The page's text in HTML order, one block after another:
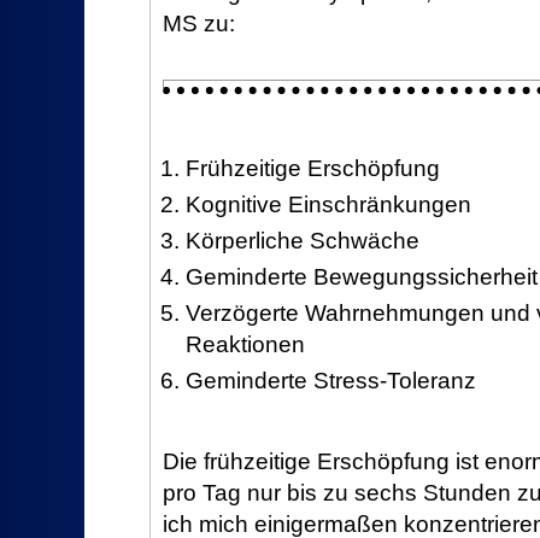
MS zu:
Frühzeitige Erschöpfung
Kognitive Einschränkungen
Körperliche Schwäche
Geminderte Bewegungssicherheit
Verzögerte Wahrnehmungen und
Reaktionen
Geminderte Stress-Toleranz
Die frühzeitige Erschöpfung ist
pro Tag nur bis zu sechs Stunden
ich mich einigermaßen